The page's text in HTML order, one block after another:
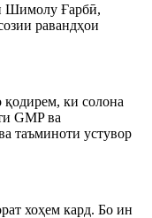
Шимолу Ғарбӣ,
равандҳои
ки солона
GMP ва
таъминоти устувор
хоҳем кард. Бо ин